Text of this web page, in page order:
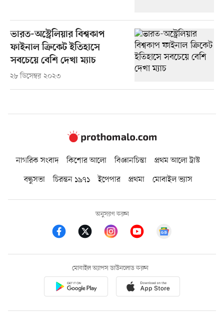
ভারত-অস্ট্রেলিয়ার বিশ্বকাপ
ফাইনাল ক্রিকেট ইতিহাসে
সবচেয়ে বেশি দেখা ম্যাচ
২৮ ডিসেম্বর ২০২৩
নাগরিক সংবাদ কিশোর আলো বিজ্ঞানচিন্তা
প্রথম আলো ট্রাস্ট
বন্ধুসভা
চিরন্তন ১৯৭১ ইপেপার প্রথমা মোবাইল ভ্যাস
অনুসরণ করুন
মোবাইল অ্যাপস ডাউনলোড করুন